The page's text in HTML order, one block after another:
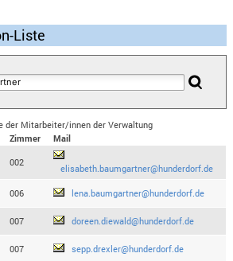
Liste
der Mitarbeiter/innen der Verwaltung
Zimmer
Mail
002
elisabeth.baumgartner@hunderdorf.de
006 lena.baumgartner@hunderdorf.de
007 doreen.diewald@hunderdorf.de
007 sepp.drexler@hunderdorf.de